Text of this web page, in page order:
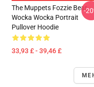
The Muppets Fozzie Bear
Wocka Wocka Portrait
Pullover Hoodie
33,93 £ - 39,46 £
-